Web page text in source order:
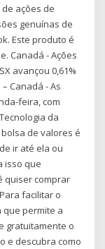
ações de
genuínas de
Este produto é
Canadá - Ações
avançou 0,61%
Canadá - As
feira, com
da
de valores é
ir até ela ou
isso que
quiser comprar
facilitar o
permite a
gratuitamente o
e descubra como